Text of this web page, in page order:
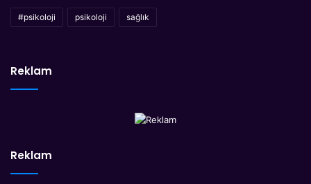
#psikoloji psikoloji sağlık
Reklam
Reklam